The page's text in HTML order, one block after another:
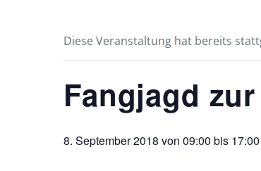
Diese Veranstaltung hat bereits
Fangjagd
8. September 2018 von 09:00 bis 17:00